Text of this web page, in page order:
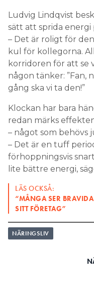
Ludvig Lindqvist
sätt att sprida energi
– Det är roligt för
kul för kollegorna.
korridoren för att se
någon tänker: ”Fan,
gång ska vi ta den!”
Klockan har bara
redan märks
– något som behövs
– Det är en tuff
förhoppningsvis
lite bättre energi,
LÄS OCKSÅ:
“MÅNGA SER BRAVIDA
SITT FÖRETAG”
NÄRINGSLIV